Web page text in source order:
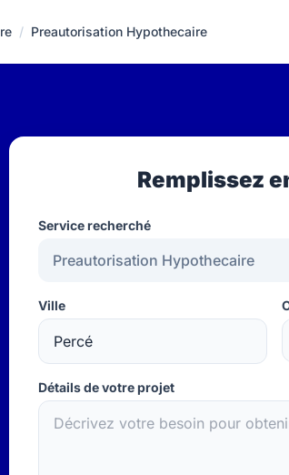
/ Preautorisation Hypothecaire
Remplissez
Service recherché
Ville
Détails de votre projet